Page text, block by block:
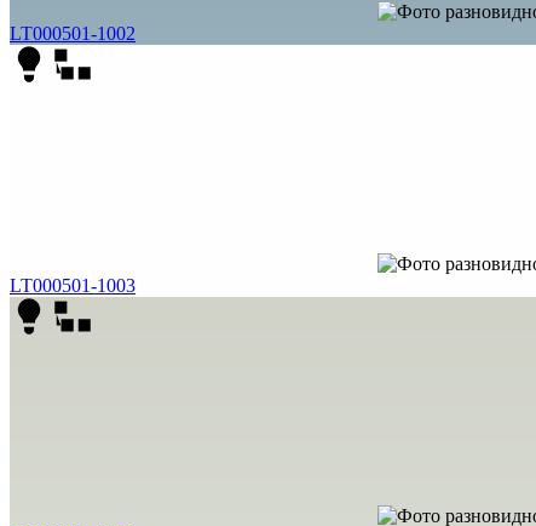
LT000501-1002
LT000501-1003